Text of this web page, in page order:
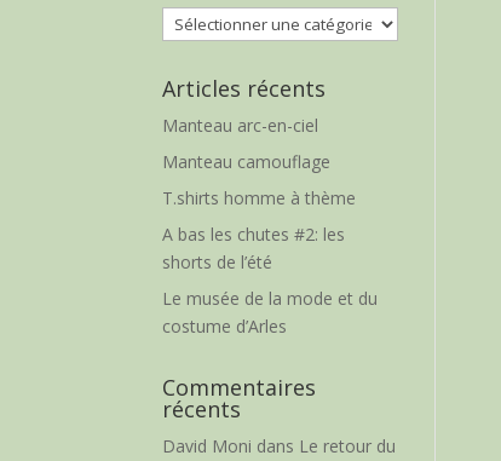
Catégories
Articles récents
Manteau arc-en-ciel
Manteau camouflage
T.shirts homme à thème
A bas les chutes #2: les
shorts de l’été
Le musée de la mode et du
costume d’Arles
Commentaires
récents
David Moni dans Le retour du